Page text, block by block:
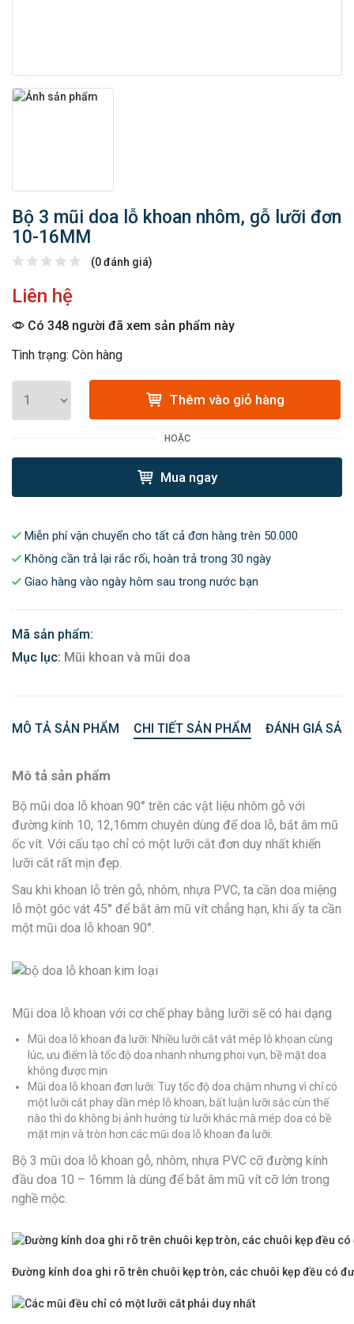
Bộ 3 mũi doa lỗ khoan nhôm, gỗ lưỡi đơn
10-16MM
(0 đánh giá)
Liên hệ
Có 348 người đã xem sản phẩm này
Tình trạng: Còn hàng
Thêm vào giỏ hàng
HOẶC
Mua ngay
Miễn phí vận chuyển cho tất cả đơn hàng trên 50.000
Không cần trả lại rắc rối, hoàn trả trong 30 ngày
Giao hàng vào ngày hôm sau trong nước bạn
Mã sản phẩm:
Mục lục: Mũi khoan và mũi doa
MÔ TẢ SẢN PHẨM CHI TIẾT SẢN PHẨM ĐÁNH GIÁ
Mô tả sản phẩm
Bộ mũi doa lỗ khoan 90° trên các vật liệu nhôm gỗ với
đường kính 10, 12,16mm chuyên dùng để doa lỗ, bắt âm mũ
ốc vít. Với cấu tạo chỉ có một lưỡi cắt đơn duy nhất khiến
lưỡi cắt rất mịn đẹp.
Sau khi khoan lỗ trên gỗ, nhôm, nhựa PVC, ta cần doa miệng
lỗ một góc vát 45° để bắt âm mũ vít chẳng hạn, khi ấy ta cần
một mũi doa lỗ khoan 90°.
Mũi doa lỗ khoan với cơ chế phay bằng lưỡi sẽ có hai dạng
Mũi doa lỗ khoan đa lưỡi: Nhiều lưỡi cắt vát mép lỗ khoan cùng
lúc, ưu điểm là tốc độ doa nhanh nhưng phoi vụn, bề mặt doa
không được mịn
Mũi doa lỗ khoan đơn lưỡi: Tuy tốc độ doa chậm nhưng vì chỉ có
một lưỡi cắt phay dần mép lỗ khoan, bất luận lưỡi sắc cùn thế
nào thì do không bị ảnh hưởng từ lưỡi khác mà mép doa có bề
mặt mịn và tròn hơn các mũi doa lỗ khoan đa lưỡi.
Bộ 3 mũi doa lỗ khoan gỗ, nhôm, nhựa PVC cỡ đường kính
đầu doa 10 – 16mm là dùng để bắt âm mũ vít cỡ lớn trong
nghề mộc.
Đường kính doa ghi rõ trên chuôi kẹp tròn, các chuôi kẹp đều có